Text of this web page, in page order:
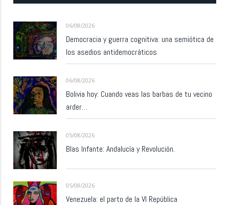
06/08/2026
Democracia y guerra cognitiva: una semiótica de
los asedios antidemocráticos
06/08/2026
Bolivia hoy: Cuando veas las barbas de tu vecino
arder…
05/08/2026
Blas Infante: Andalucía y Revolución.
05/08/2026
Venezuela: el parto de la VI República